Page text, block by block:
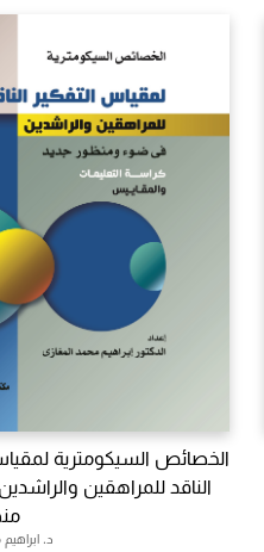
الخصائص السيكومترية
الناقد للمراهقين
د.